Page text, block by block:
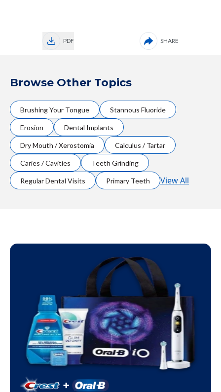
PDF SHARE
Browse Other Topics
Brushing Your Tongue Stannous Fluoride
Erosion Dental Implants
Dry Mouth / Xerostomia Calculus / Tartar
Caries / Cavities Teeth Grinding
Regular Dental Visits Primary Teeth View All